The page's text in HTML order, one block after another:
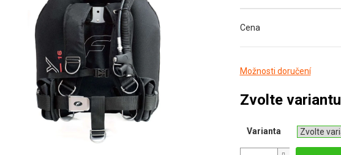
Cena
Možnosti doručení
Zvolte variantu
Varianta